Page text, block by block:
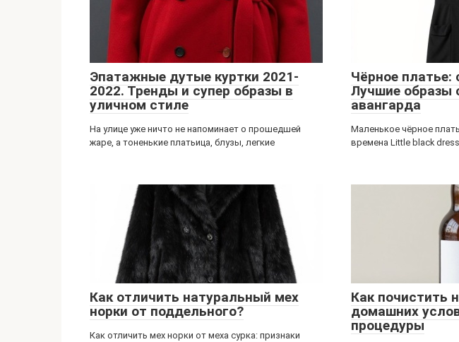
Эпатажные дутые куртки 2021-
2022. Тренды и супер образы в
уличном стиле
На улице уже ничто не напоминает о прошедшей
жаре, а тоненькие платьица, блузы, легкие
Чёрное платье:
Лучшие образы
авангарда
Маленькое чёрное
времена Little black
Как отличить натуральный мех
норки от поддельного?
Как отличить мех норки от меха сурка: признаки
Как почистить
домашних
процедуры